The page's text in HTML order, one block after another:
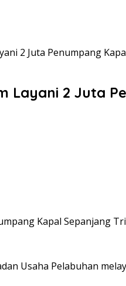
2 Juta Penumpang
Layani 2 Juta
Kapal Sepanjang
Usaha Pelabuhan